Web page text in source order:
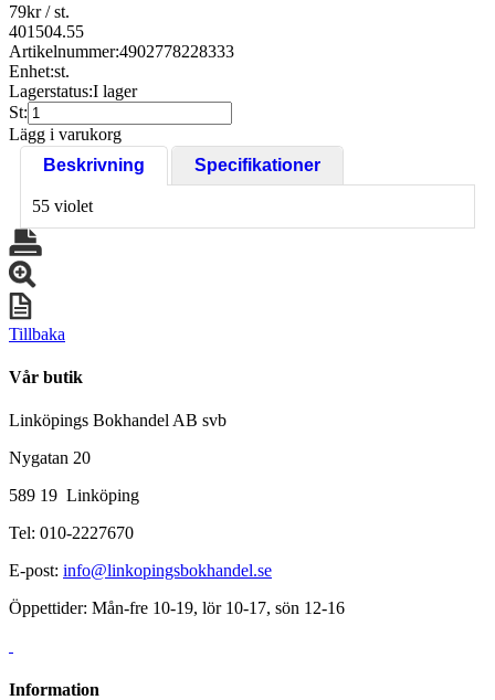
79kr/ st.
401504.55
Artikelnummer:4902778228333
Enhet:st.
Lagerstatus:I lager
St:
Lägg i varukorg
Beskrivning
Specifikationer
55 violet
Tillbaka
Vår butik
Linköpings Bokhandel AB svb
Nygatan 20
589 19 Linköping
Tel: 010-2227670
E-post: info@linkopingsbokhandel.se
Öppettider: Mån-fre 10-19, lör 10-17, sön 12-16
Information